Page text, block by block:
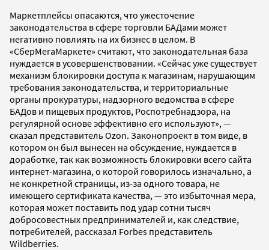
Маркетплейсы опасаются, что ужесточение
законодательства в сфере торговли БАДами может
негативно повлиять на их бизнес в целом. В
«СберМегаМаркете» считают, что законодательная база
нуждается в усовершенствовании. «Сейчас уже существует
механизм блокировки доступа к магазинам, нарушающим
требования законодательства, и территориальные
органы прокуратуры, надзорного ведомства в сфере
БАДов и пищевых продуктов, Роспотребнадзора, на
регулярной основе эффективно его используют», —
сказал представитель Ozon. Законопроект в том виде, в
котором он был вынесен на обсуждение, нуждается в
доработке, так как возможность блокировки всего сайта
интернет-магазина, о которой говорилось изначально, а
не конкретной страницы, из-за одного товара, не
имеющего сертификата качества, — это избыточная мера,
которая может поставить под удар сотни тысяч
добросовестных предпринимателей и, как следствие,
потребителей, рассказал Forbes представитель
Wildberries.